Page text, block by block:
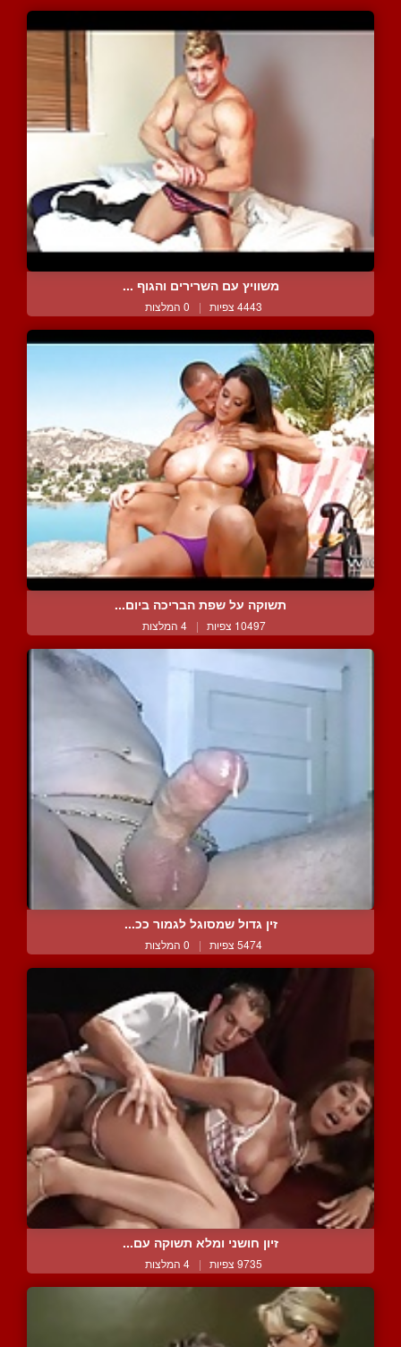
משוויץ עם השרירים והגוף ...
4443 צפיות | 0 המלצות
תשוקה על שפת הבריכה ביום...
10497 צפיות | 4 המלצות
זין גדול שמסוגל לגמור ככ...
5474 צפיות | 0 המלצות
זיון חושני ומלא תשוקה עם...
9735 צפיות | 4 המלצות